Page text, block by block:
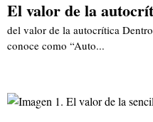
El valor de la
del valor de la autocrítica
conoce como “Auto...